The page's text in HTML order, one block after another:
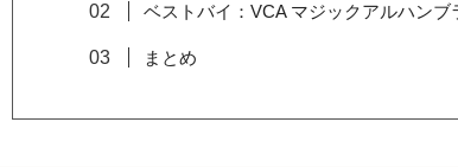
ベストバイ：VCA マジックアルハンブ
まとめ